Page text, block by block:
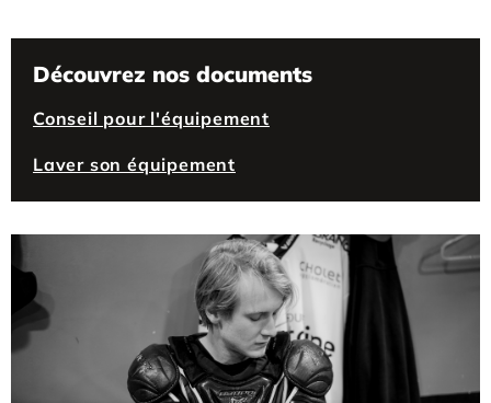
Découvrez nos documents
Conseil pour l'équipement
Laver son équipement